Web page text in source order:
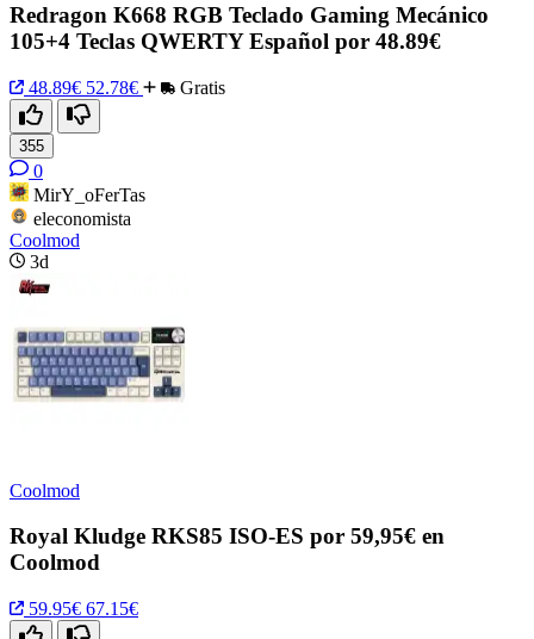
Redragon K668 RGB Teclado Gaming Mecánico
105+4 Teclas QWERTY Español por 48.89€
48.89€ 52.78€ Gratis
355
0
MirY_oFerTas
eleconomista
Coolmod
3d
Coolmod
Royal Kludge RKS85 ISO-ES por 59,95€ en
Coolmod
59.95€ 67.15€